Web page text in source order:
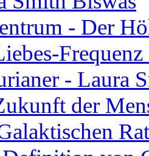
- Der
- Laura
der